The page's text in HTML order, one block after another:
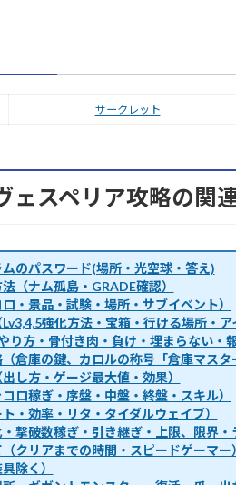
サークレット
ェスペリア攻略の関
のパスワード(場所・光空球・答え)
（ナム孤島・GRADE確認）
・景品・試験・場所・サブイベント）
強化方法・宝箱・行ける場所・ア
り方・骨付き肉・負け・埋まらない・報
倉庫の鍵、カロルの称号「倉庫マスタ
し方・ゲージ最大値・効果）
ロ稼ぎ・序盤・中盤・終盤・スキル）
・効率・リタ・タイダルウェイブ）
撃破数稼ぎ・引き継ぎ・上限、限界・
クリアまでの時間・スピードゲーマー）
除く）